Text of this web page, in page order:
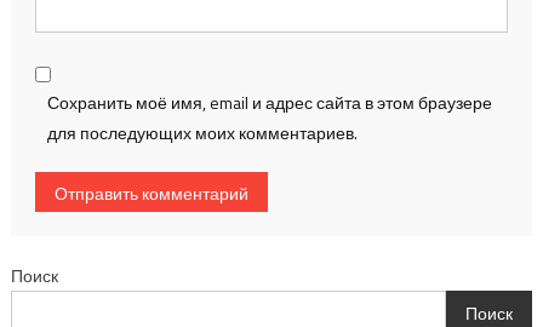
Сохранить моё имя, email и адрес сайта в этом браузере
для последующих моих комментариев.
Поиск
Поиск